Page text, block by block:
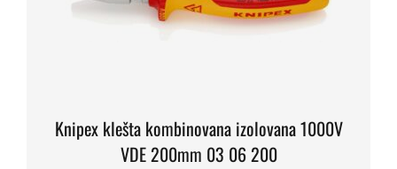
Knipex klešta kombinovana izolovana 1000V
VDE 200mm 03 06 200